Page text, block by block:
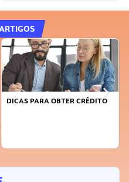
PARA OBTER CRÉDITO